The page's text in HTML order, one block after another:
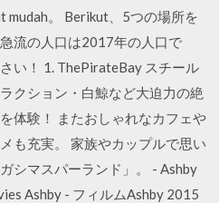
mudah。 Berikut、5つの場所を
流の人口は2017年の人口で
い！ 1. ThePirateBay スチール
クション・白鯨など大迫力の絶
体験！ またおしゃれなカフェや
も充実。 家族やカップルで思い
シマスパーランド」。 - Ashby
Ashby - フィルムAshby 2015